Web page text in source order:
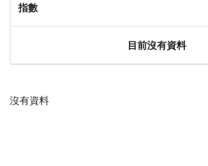
指數
目前沒有資料
沒有資料